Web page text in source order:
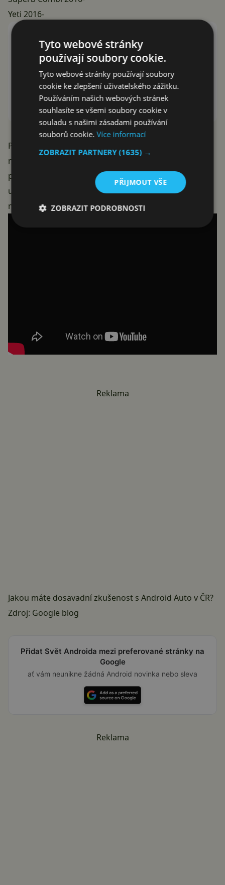
Yeti 2016-
Android Auto
Google LLC
Instalovat (Free)
Google Play
Pokud vám Android Auto v ČR nebo SR ještě
nefunguje, tak nezoufejte. Google najednou oznámil
podporu
a uvádí, že aktivace pro všechny
uživatele ve všech zemích může trvat několik týdnů
nebo dokonce až měsíců.
Reklama
Jakou máte dosavadní zkušenost s Android Auto v ČR?
Zdroj: Google blog
Přidat Svět Androida mezi preferované stránky na
Google
ať vám neunikne žádná Android novinka nebo sleva
Reklama
Tyto webové stránky
používají soubory cookie.
Tyto webové stránky používají soubory
cookie ke zlepšení uživatelského zážitku.
Používáním našich webových stránek
souhlasíte se všemi soubory cookie v
souladu s našimi zásadami používání
souborů cookie.Více informací
ZOBRAZIT PARTNERY(1635) →
PŘIJMOUT VŠE
ZOBRAZIT PODROBNOSTI